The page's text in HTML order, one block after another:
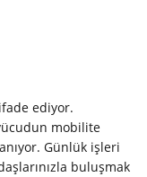
ediyor.
mobilite
Günlük işleri
buluşmak